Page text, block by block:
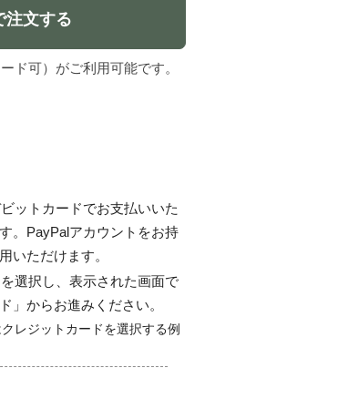
注文する
ド可）がご利用可能です。
ットカードでお支払いいた
。PayPalアカウントをお持
いただけます。
選択し、表示された画面で
」からお進みください。